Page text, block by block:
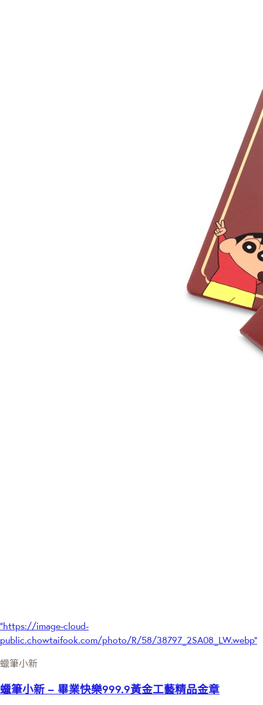
"https://image-cloud-
public.chowtaifook.com/photo/R/58/38797_2SA08_LW.webp"
蠟筆小新
蠟筆小新 – 畢業快樂999.9黃金工藝精品金章